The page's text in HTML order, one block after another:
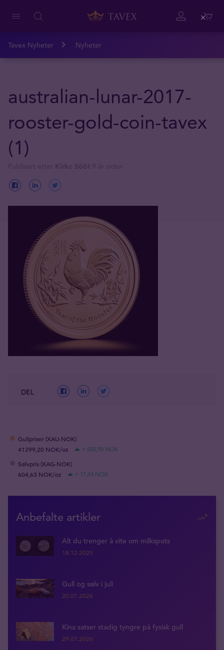
Tavex Nyheter Nyheter
australian-lunar-2017-
rooster-gold-coin-tavex
(1)
DEL
Gullpriser (XAU-NOK)
41299,20 NOK/oz
+ 832,90 NOK
Sølvpris (XAG-NOK)
604,63 NOK/oz
+ 17,43 NOK
Anbefalte artikler
Alt du trenger å vite om milkspots
18.12.2025
Gull og sølv i juli
20.07.2026
Kina satser stadig tyngre på fysisk gull
29.07.2026
Close